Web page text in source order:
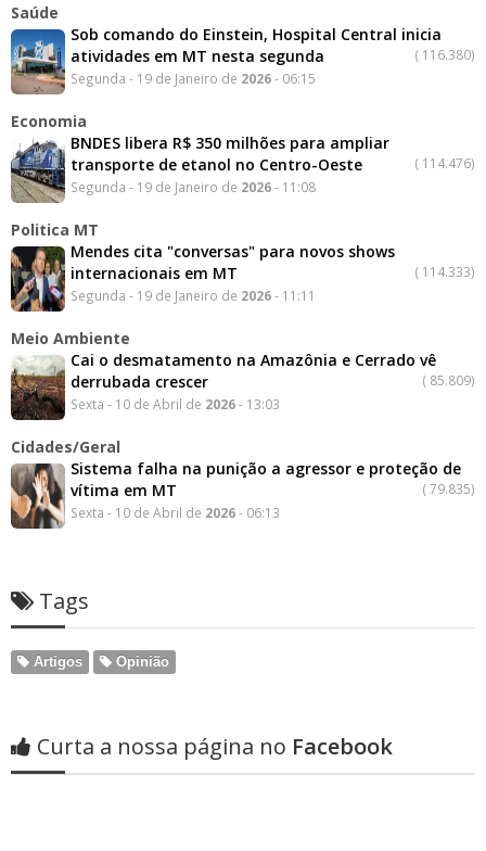
Saúde
Sob comando do Einstein, Hospital Central inicia
atividades em MT nesta segunda
( 116.380)
Segunda - 19 de Janeiro de 2026- 06:15
Economia
BNDES libera R$ 350 milhões para ampliar
transporte de etanol no Centro-Oeste
( 114.476)
Segunda - 19 de Janeiro de 2026- 11:08
Politica MT
Mendes cita "conversas" para novos shows
internacionais em MT
( 114.333)
Segunda - 19 de Janeiro de 2026- 11:11
Meio Ambiente
Cai o desmatamento na Amazônia e Cerrado vê
derrubada crescer
( 85.809)
Sexta - 10 de Abril de 2026- 13:03
Cidades/Geral
Sistema falha na punição a agressor e proteção de
vítima em MT
(79.835)
Sexta - 10 de Abril de 2026- 06:13
Tags
Artigos Opinião
Curta a nossa página no Facebook